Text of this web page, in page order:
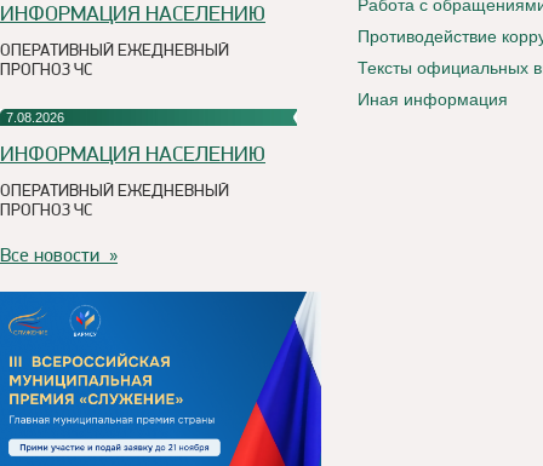
ИНФОРМАЦИЯ НАСЕЛЕНИЮ
ОПЕРАТИВНЫЙ ЕЖЕДНЕВНЫЙ
ПРОГНОЗ ЧС
7.08.2026
ИНФОРМАЦИЯ НАСЕЛЕНИЮ
ОПЕРАТИВНЫЙ ЕЖЕДНЕВНЫЙ
ПРОГНОЗ ЧС
Все новости »
Работа с
Противодействие
Тексты официальных
Иная информация